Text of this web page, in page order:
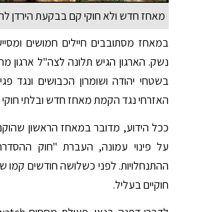
מאחז חדש ולא חוקי קם בבקעת הירדן
במאחז מסתובבים חיילים חמושים
בשטחי יהודה ושומרון הכבושים ונגד
האזרחי נגד הקמת מאחז חדש ובלתי
ככל הידוע, מדובר במאחז הראשון
על פינוי עמונה, העברת "חוק
ההתנחלויות. לפני כשלושה חודשים קמו
חוקיים בעליל.